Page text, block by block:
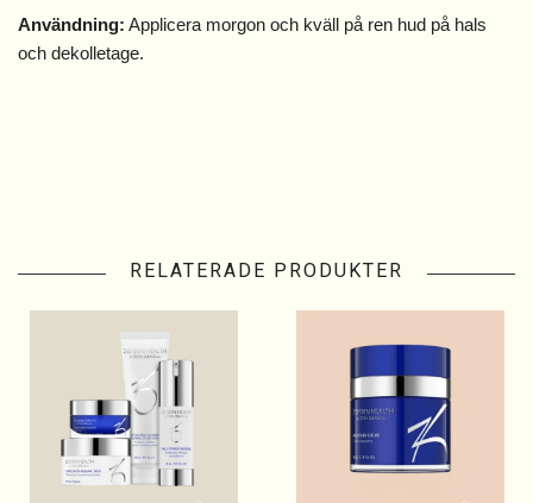
Användning: Applicera morgon och kväll på ren hud på hals
och dekolletage.
RELATERADE PRODUKTER